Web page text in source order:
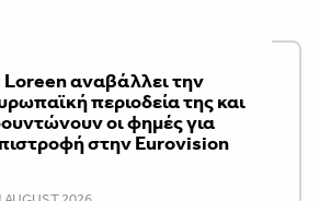
αναβάλλει την
περιοδεία της και
οι φημές για
στην Eurovision